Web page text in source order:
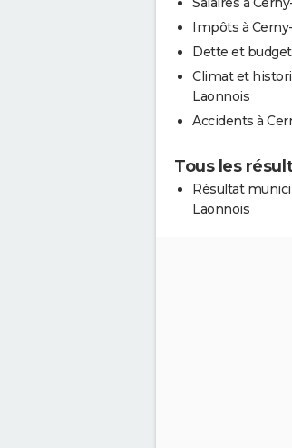
Impôts à
Dette et
Climat et
Laonnois
Accidents à
Tous les
Résultat
Laonnois